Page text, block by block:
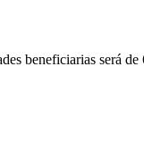
beneficiarias será